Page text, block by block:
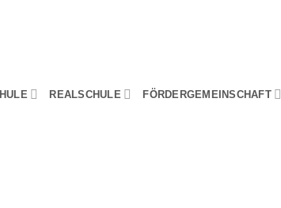
REALSCHULE FÖRDERGEMEINSCHAFT